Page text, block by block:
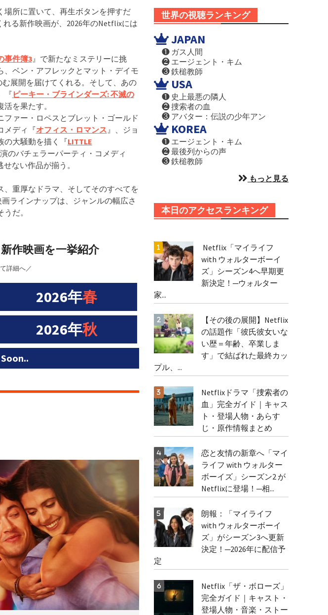
場所に置いて、再生ボタンを押すだ
る新作映画が、2026年のNetflixには
事件簿3』で新たなミステリーに挑
ベン・アフレックとマット・デイモ
展開を届けてくれる。そして、あの
『 ピーキー・ブラインダーズ: 不滅の
を果たす。
ァー・ロペスとブレット・ゴールド
メディ『オフィス・ロマンス』、ジョ
の大騒動を描く『LITTLE
のバチェラーパーティ・コメディ
ない作品が揃う。
重厚なドラマ、そしてそのすべてを
ラインナップは、ジャンルの幅広さ
だ。
作映画を一挙紹介
詳細へ／
2026年春
2026年秋
世界の視聴ランキング
JAPAN
❶ ガス人間
❷ エージェント・キム
❸ 鉄槌教師
USA
❶ 史上最悪の隣人
❷ 捜索者の血
❸ アバター：伝説の少年アン
KOREA
❶ エージェント・キム
❷ 最後列からの声
❸ 鉄槌教師
もっと見る
本日のアクセスランキング
Netflix「マイライフ
with ウォルターボーイ
ズ」シーズン4へ早期更
新決定！─ウォルター
家...
【その後の展開】Netflix
の話題作「彼氏彼女いな
い歴＝年齢、卒業しま
す」で結ばれた最終カッ
プル、...
Netflixドラマ「捜索者の
血」完全ガイド｜キャス
ト・登場人物・あらす
じ・原作情報まとめ
恋と友情の新章へ「マイ
ライフ with ウォルター
ボーイズ」シーズン2 が
Netflixに登場！─相...
朗報：「マイライフ
with ウォルターボーイ
ズ」がシーズン3へ更新
決定！─2026年に配信予
定
Netflix「ザ・ボローズ」
完全ガイド｜キャスト・
登場人物・音楽・ストー